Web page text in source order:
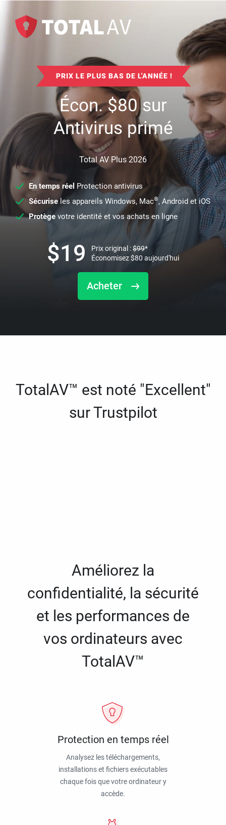
PRIX LE PLUS BAS DE L'ANNÉE !
Écon.$80sur
Antivirus primé
Total AV Plus 2026
En temps réel Protection antivirus
Sécuriseles appareils Windows, Mac®, Android et iOS
Protège votre identité et vos achats en ligne
Acheter
$19 Prix original :$99*
Économisez$80 aujourd'hui
TotalAV™ est noté "Excellent"
sur Trustpilot
Améliorez la
confidentialité, la sécurité
et les performances de
vos ordinateurs avec
TotalAV™
Protection en temps réel
Analysez les téléchargements,
installations et fichiers exécutables
chaque fois que votre ordinateur y
accède.